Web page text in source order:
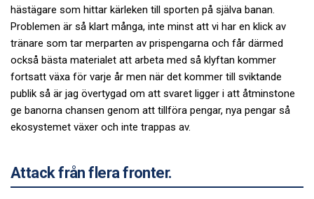
hästägare som hittar kärleken till sporten på själva banan.
Problemen är så klart många, inte minst att vi har en klick av
tränare som tar merparten av prispengarna och får därmed
också bästa materialet att arbeta med så klyftan kommer
fortsatt växa för varje år men när det kommer till sviktande
publik så är jag övertygad om att svaret ligger i att åtminstone
ge banorna chansen genom att tillföra pengar, nya pengar så
ekosystemet växer och inte trappas av.
Attack från flera fronter.